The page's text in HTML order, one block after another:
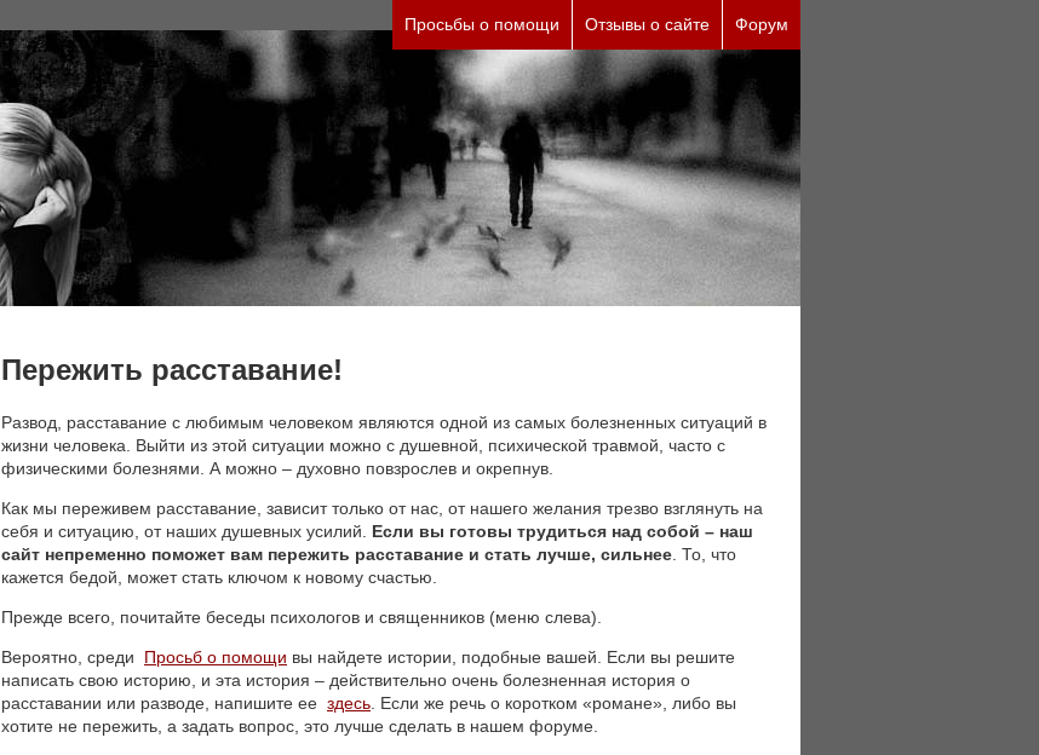
Просьбы о помощи Отзывы о сайте Форум
Пережить расставание!
Развод, расставание с любимым человеком являются одной из самых болезненных ситуаций в
жизни человека. Выйти из этой ситуации можно с душевной, психической травмой, часто с
физическими болезнями. А можно – духовно повзрослев и окрепнув.
Как мы переживем расставание, зависит только от нас, от нашего желания трезво взглянуть на
себя и ситуацию, от наших душевных усилий. Если вы готовы трудиться над собой – наш
сайт непременно поможет вам пережить расставание и стать лучше, сильнее . То, что
кажется бедой, может стать ключом к новому счастью.
Прежде всего, почитайте беседы психологов и священников (меню слева).
Вероятно, среди Просьб о помощи вы найдете истории, подобные вашей. Если вы решите
написать свою историю, и эта история – действительно очень болезненная история о
расставании или разводе, напишите ее здесь . Если же речь о коротком «романе», либо вы
хотите не пережить, а задать вопрос, это лучше сделать в нашем форуме.